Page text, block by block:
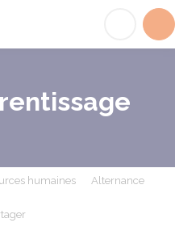
humaines
Alternance